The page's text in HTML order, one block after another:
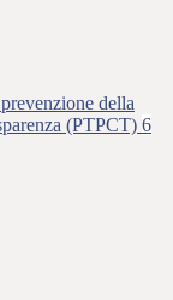
della
(PTPCT) 6